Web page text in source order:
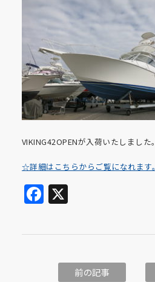
VIKING42OPENが入荷いたしました。
☆詳細はこちらからご覧になれます。
Facebook
X
前の記事